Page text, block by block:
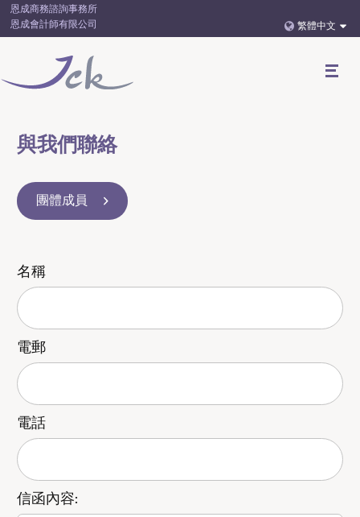
恩成商務諮詢事務所
恩成會計師有限公司
繁體中文
與我們聯絡
團體成員
名稱
電郵
電話
信函內容: